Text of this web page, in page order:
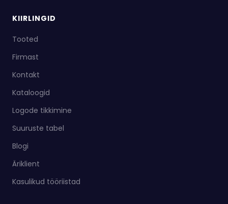
KIIRLINGID
Tooted
Firmast
Kontakt
Kataloogid
Logode tikkimine
Suuruste tabel
Blogi
Äriklient
Kasulikud tööriistad